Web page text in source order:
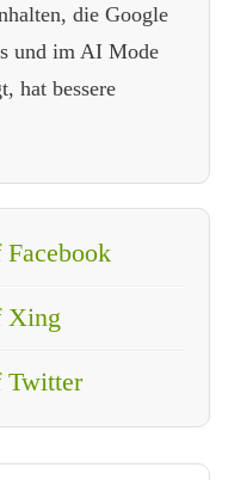
die Google
und im AI Mode
hat bessere
Xing
Twitter